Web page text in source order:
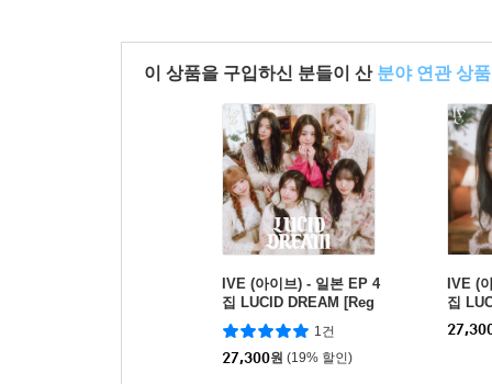
이 상품을 구입하신 분들이 산 분야 연관 상품
IVE (아이브) - 일본 EP 4
집 LUCID DREAM [Reg
ular Edition]
1건
27,300원 (19% 할인)
IVE (
집
YUJIN